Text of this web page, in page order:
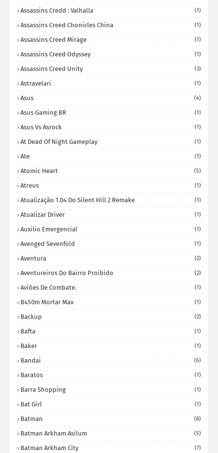
Assassins Credd : Valhalla (1)
Assassins Creed Chonicles China (1)
Assassins Creed Mirage (1)
Assassins Creed Odyssey (1)
Assassins Creed Unity (3)
Astravelari (1)
Asus (4)
Asus Gaming BR (1)
Asus Vs Asrock (1)
At Dead Of Night Gameplay (1)
Ate (1)
Atomic Heart (5)
Atreus (1)
Atualização 1.04 Do Silent Hill 2 Remake (1)
Atualizar Driver (1)
Auxilio Emergencial (1)
Avenged Sevenfold (1)
Aventura (2)
Aventureiros Do Bairro Proibido (2)
Aviões De Combate. (1)
B450m Mortar Max (1)
Backup (2)
Bafta (1)
Baker (1)
Bandai (6)
Baratos (1)
Barra Shopping (1)
Bat Girl (1)
Batman (8)
Batman Arkham Asilum (5)
Batman Arkham City (7)